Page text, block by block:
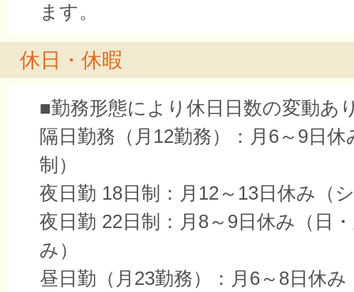
ます。
休日・休暇
■勤務形態により休日日数の変動あ
隔日勤務（月12勤務）：月6～9日
制）
夜日勤 18日制：月12～13日休み（
夜日勤 22日制：月8～9日休み（日
み）
昼日勤（月23勤務）：月6～8日休